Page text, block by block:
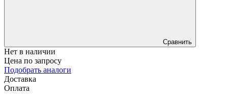
Сравнить
Нет в наличии
Цена по запросу
Подобрать аналоги
Доставка
Оплата